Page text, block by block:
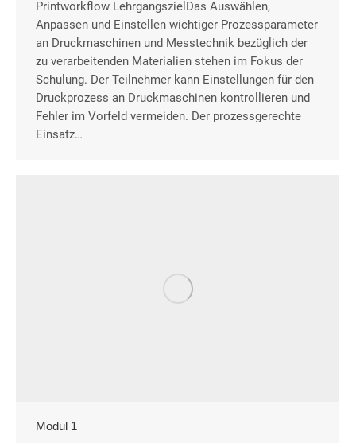
Printworkflow LehrgangszielDas Auswählen,
Anpassen und Einstellen wichtiger Prozessparameter
an Druckmaschinen und Messtechnik bezüglich der
zu verarbeitenden Materialien stehen im Fokus der
Schulung. Der Teilnehmer kann Einstellungen für den
Druckprozess an Druckmaschinen kontrollieren und
Fehler im Vorfeld vermeiden. Der prozessgerechte
Einsatz…
Modul 1